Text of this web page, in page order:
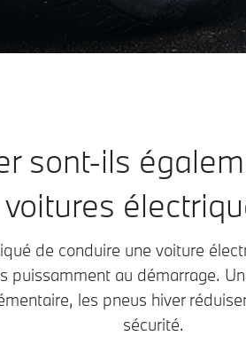
sont-ils
voitures
de conduire une voiture
puissamment au démarrage.
les pneus hiver
sécurité.